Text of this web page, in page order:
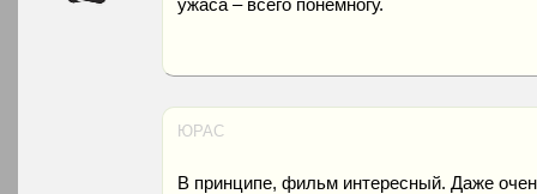
ужаса – всего понемногу.
ЮРАС
В принципе, фильм интересный. Даже